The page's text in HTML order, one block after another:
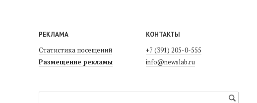
РЕКЛАМА
Статистика посещений
Размещение рекламы
КОНТАКТЫ
+7 (391) 205-0-555
info@newslab.ru